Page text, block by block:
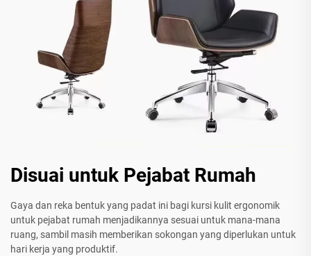
Disuai untuk Pejabat Rumah
Gaya dan reka bentuk yang padat ini bagi kursi kulit ergonomik
untuk pejabat rumah menjadikannya sesuai untuk mana-mana
ruang, sambil masih memberikan sokongan yang diperlukan untuk
hari kerja yang produktif.